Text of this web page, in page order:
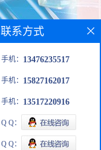
联系方式
手机： 13476235517
手机： 15827162017
手机： 13517220916
Q Q：
Q Q：